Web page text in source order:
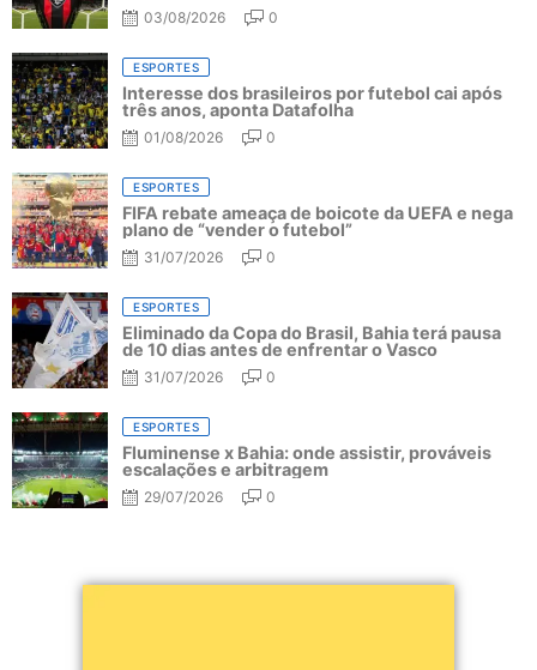
03/08/2026 0
ESPORTES
Interesse dos brasileiros por futebol cai após
três anos, aponta Datafolha
01/08/2026 0
ESPORTES
FIFA rebate ameaça de boicote da UEFA e nega
plano de “vender o futebol”
31/07/2026 0
ESPORTES
Eliminado da Copa do Brasil, Bahia terá pausa
de 10 dias antes de enfrentar o Vasco
31/07/2026 0
ESPORTES
Fluminense x Bahia: onde assistir, prováveis
escalações e arbitragem
29/07/2026 0